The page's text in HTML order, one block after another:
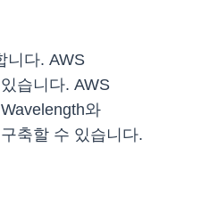
니다. AWS
습니다. AWS
와
축할 수 있습니다.